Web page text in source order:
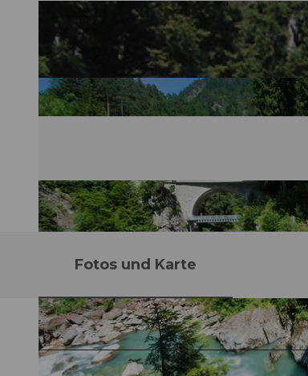
Fotos und Karte